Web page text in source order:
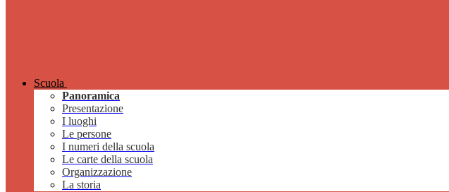
Scuola
Panoramica
Presentazione
I luoghi
Le persone
I numeri della scuola
Le carte della scuola
Organizzazione
La storia